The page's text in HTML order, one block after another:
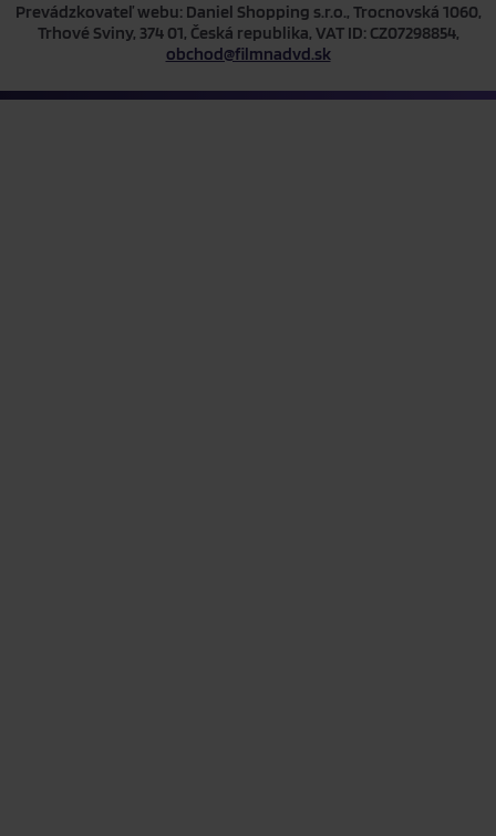
Prevádzkovateľ webu: Daniel Shopping s.r.o., Trocnovská 1060,
Trhové Sviny, 374 01, Česká republika, VAT ID: CZ07298854,
obchod@filmnadvd.sk